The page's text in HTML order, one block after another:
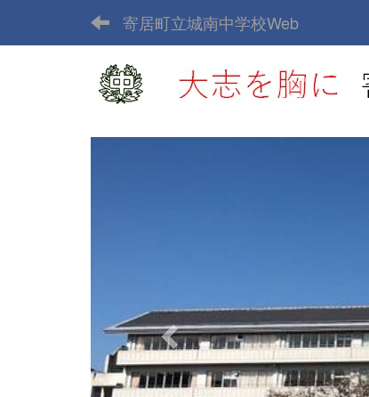
寄居町立城南中学校Web
s